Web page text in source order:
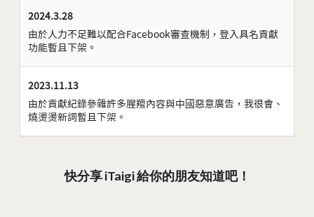
2024.3.28
由於人力不足難以配合Facebook審查機制，登入具名貢獻
功能暫且下架。
2023.11.13
由於貢獻紀錄參雜許多腥羶內容與中國惡意廣告，我很會、
燒燙燙新詞暫且下架。
快分享 iTaigi 給你的朋友知道吧！